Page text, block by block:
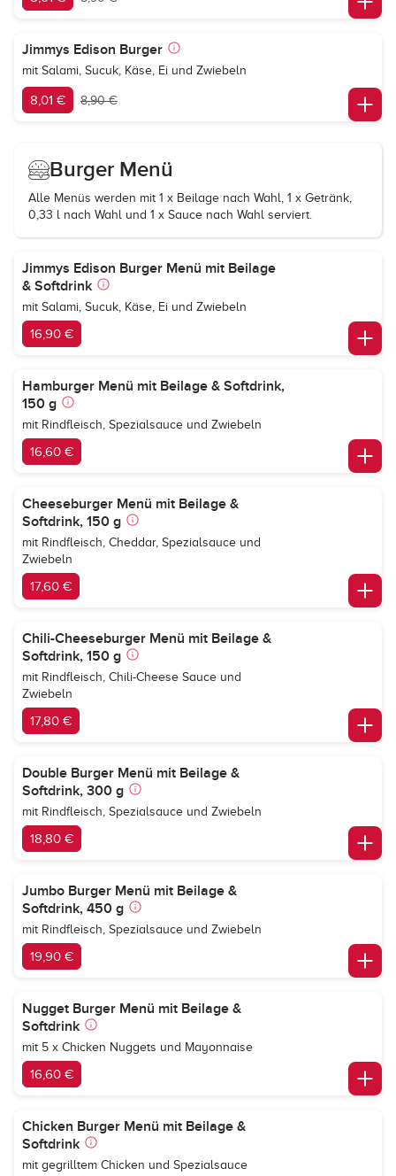
Jimmys Edison Burger
mit Salami, Sucuk, Käse, Ei und Zwiebeln
8,01 € 8,90 €
Burger Menü
Alle Menüs werden mit 1 x Beilage nach Wahl, 1 x Getränk,
0,33 l nach Wahl und 1 x Sauce nach Wahl serviert.
Jimmys Edison Burger Menü mit Beilage
& Softdrink
mit Salami, Sucuk, Käse, Ei und Zwiebeln
16,90 €
Hamburger Menü mit Beilage & Softdrink,
150 g
mit Rindfleisch, Spezialsauce und Zwiebeln
16,60 €
Cheeseburger Menü mit Beilage &
Softdrink, 150 g
mit Rindfleisch, Cheddar, Spezialsauce und
Zwiebeln
17,60 €
Chili-Cheeseburger Menü mit Beilage &
Softdrink, 150 g
mit Rindfleisch, Chili-Cheese Sauce und
Zwiebeln
17,80 €
Double Burger Menü mit Beilage &
Softdrink, 300 g
mit Rindfleisch, Spezialsauce und Zwiebeln
18,80 €
Jumbo Burger Menü mit Beilage &
Softdrink, 450 g
mit Rindfleisch, Spezialsauce und Zwiebeln
19,90 €
Nugget Burger Menü mit Beilage &
Softdrink
mit 5 x Chicken Nuggets und Mayonnaise
16,60 €
Chicken Burger Menü mit Beilage &
Softdrink
mit gegrilltem Chicken und Spezialsauce